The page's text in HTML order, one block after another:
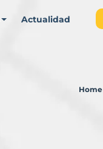
Actualidad
Home